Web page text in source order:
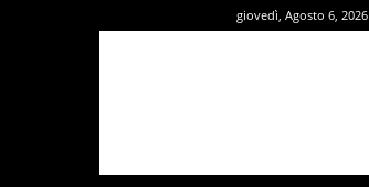
giovedì, Agosto 6, 2026